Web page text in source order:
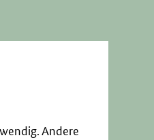
Andere